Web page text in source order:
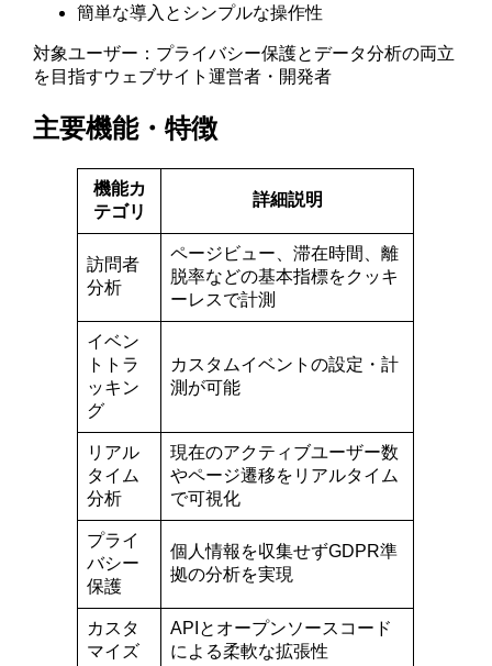
簡単な導入とシンプルな操作性
対象ユーザー：プライバシー保護とデータ分析の両立
を目指すウェブサイト運営者・開発者
主要機能・特徴
機能カ
テゴリ
詳細説明
訪問者
分析
ページビュー、滞在時間、離
脱率などの基本指標をクッキ
ーレスで計測
イベン
トトラ
ッキン
グ
カスタムイベントの設定・計
測が可能
リアル
タイム
分析
現在のアクティブユーザー数
やページ遷移をリアルタイム
で可視化
プライ
バシー
保護
個人情報を収集せずGDPR準
拠の分析を実現
カスタ
マイズ
APIとオープンソースコード
による柔軟な拡張性